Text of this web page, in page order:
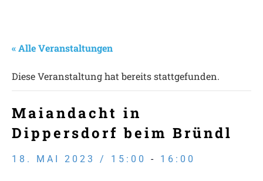
« Alle Veranstaltungen
Diese Veranstaltung hat bereits stattgefunden.
Maiandacht in
Dippersdorf beim Bründl
18. MAI 2023 / 15:00 - 16:00